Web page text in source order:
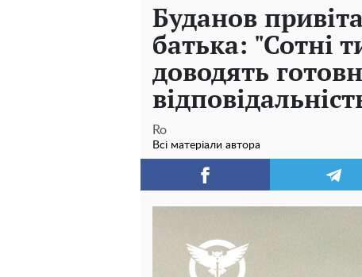
Буданов
батька: "Сотні
доводять
Ro
Всі матеріали автора